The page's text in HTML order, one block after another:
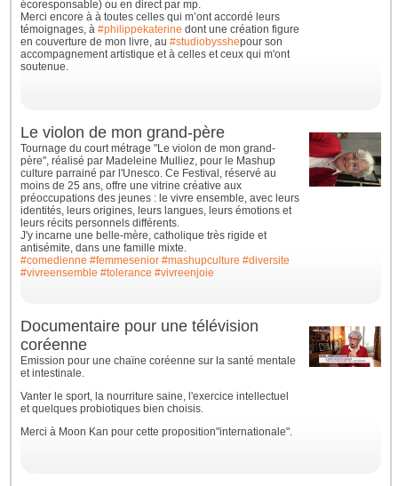
écoresponsable) ou en direct par mp.
Merci encore à à toutes celles qui m’ont accordé leurs
témoignages, à#philippekaterine dont une création figure
en couverture de mon livre, au#studiobysshepour son
accompagnement artistique et à celles et ceux qui m'ont
soutenue.
Le violon de mon grand-père
Tournage du court métrage "Le violon de mon grand-
père", réalisé par Madeleine Mulliez, pour le Mashup
culture parrainé par l'Unesco. Ce Festival, réservé au
moins de 25 ans, offre une vitrine créative aux
préoccupations des jeunes : le vivre ensemble, avec leurs
identités, leurs origines, leurs langues, leurs émotions et
leurs récits personnels différents.
J'y incarne une belle-mère, catholique très rigide et
antisémite, dans une famille mixte.
#comedienne #femmesenior #mashupculture #diversite
#vivreensemble #tolerance #vivreenjoie
Documentaire pour une télévision
coréenne
Emission pour une chaïne coréenne sur la santé mentale
et intestinale.
Vanter le sport, la nourriture saine, l'exercice intellectuel
et quelques probiotiques bien choisis.
Merci à Moon Kan pour cette proposition"internationale".